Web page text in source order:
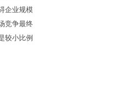
企业规模
竞争最终
较小比例